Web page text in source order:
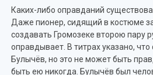
Каких-либо оправданий
Даже пионер, сидящий в костюме
создавать Громозеке второю пару
оправдывает. В титрах указано,
Булычёв, но это не может быть
быть ею никогда. Булычёв был